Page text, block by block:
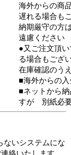
海外からの商
遅れる場合も
納期厳守の方
遠慮ください
●又ご注文頂
る場合もござ
在庫確認のう
■海外からの
■ネットから
すが 別紙必
ないシステムにな
絡いたします